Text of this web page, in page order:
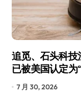
追觅、石头科
已被美国认定为
7 月 30, 2026